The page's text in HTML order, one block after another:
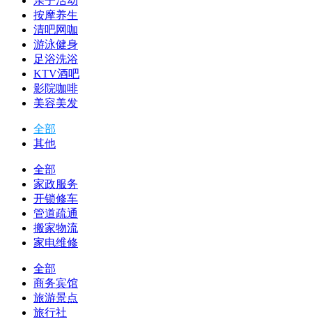
按摩养生
清吧网咖
游泳健身
足浴洗浴
KTV酒吧
影院咖啡
美容美发
全部
其他
全部
家政服务
开锁修车
管道疏通
搬家物流
家电维修
全部
商务宾馆
旅游景点
旅行社